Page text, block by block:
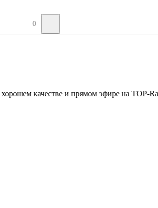
0
качестве и прямом эфире на TOP-